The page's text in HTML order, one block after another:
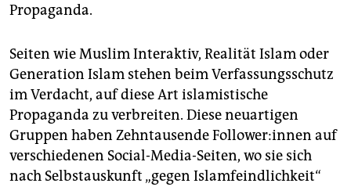
Propaganda.
Seiten wie Muslim Interaktiv, Realität Islam oder
Generation Islam stehen beim Ver­fas­sungs­schutz
im Verdacht, auf diese Art islamistische
Propaganda zu verbreiten. Diese neuartigen
Gruppen haben Zehntausende Fol­lo­wer:­in­nen auf
verschiedenen Social-Media-Seiten, wo sie sich
nach Selbstauskunft „gegen Islamfeindlichkeit“